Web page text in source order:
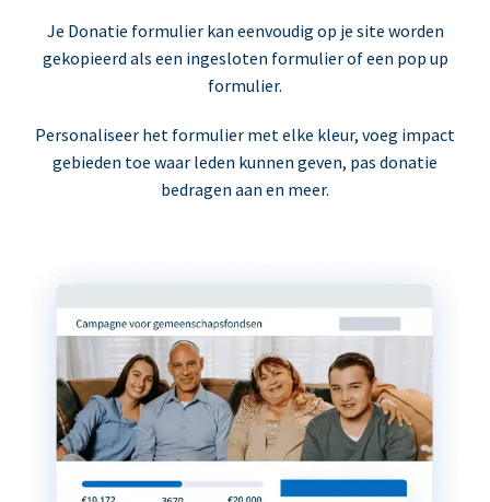
Je Donatie formulier kan eenvoudig op je site worden
gekopieerd als een ingesloten formulier of een pop up
formulier.
Personaliseer het formulier met elke kleur, voeg impact
gebieden toe waar leden kunnen geven, pas donatie
bedragen aan en meer.